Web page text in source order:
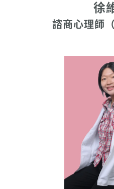
徐
諮商心理師